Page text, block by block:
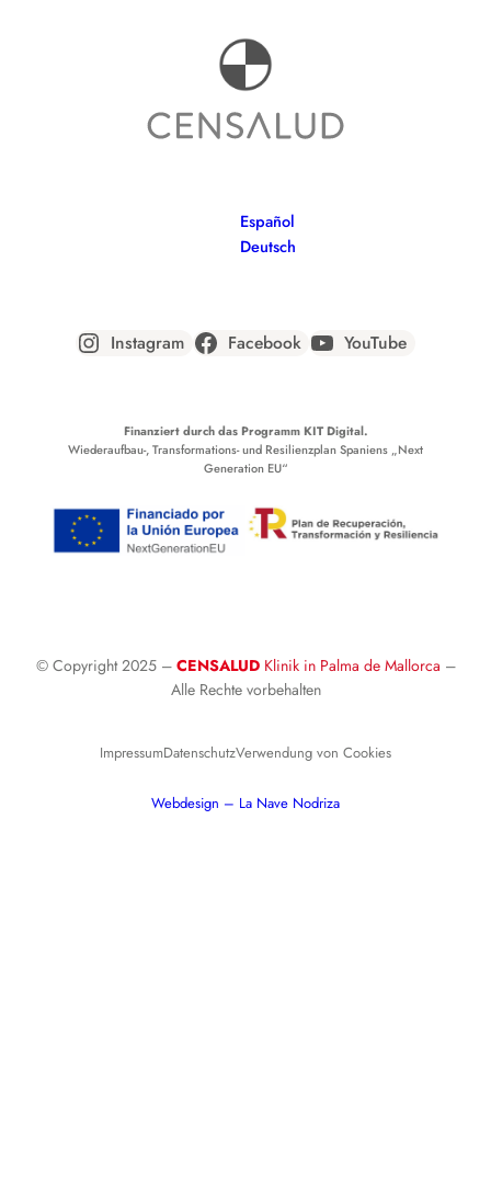
Español
Deutsch
Instagram Facebook YouTube
Finanziert durch das Programm KIT Digital.
Wiederaufbau-, Transformations- und Resilienzplan Spaniens „Next
Generation EU“
© Copyright 2025 – CENSALUD Klinik in Palma de Mallorca –
Alle Rechte vorbehalten
ImpressumDatenschutzVerwendung von Cookies
Webdesign – La Nave Nodriza